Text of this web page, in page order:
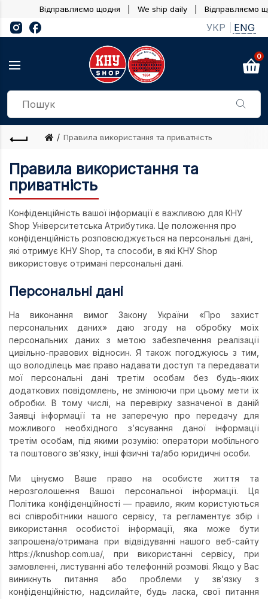
Відправляємо щодня | We ship daily | Відправляємо
Назад
Студентські бокси
Назад
Іспити та
Добувна та
Бізнес
Високі
Дитяча
Економіка
Журналістика
Іноземні мови
Історія
Кібернетика
Мехмат
Міжнародні
Педагогіка
Підручники
Право
Верхній одяг
Футболки та Поло
Канцтовари
Назад
Військові
Для дому
Випускникам
Дітям
По факультетам
Назад
Економічний
Інститут
Історичний
Кібернетика
УДО
Філософський
Хімічний
ДЛЯ ВСІХ
УКР ENG
0
Правила використання та приватність
Правила використання та
приватність
Конфіденційність вашої інформації є важливою для КНУ
Shop Університетська Атрибутика. Це положення про
конфіденційність розповсюджується на персональні дані,
які отримує КНУ Shop, та способи, в які КНУ Shop
використовує отримані персональні дані.
Персональні дані
На виконання вимог Закону України «Про захист
персональних даних» даю згоду на обробку моїх
персональних даних з метою забезпечення реалізації
цивільно-правових відносин. Я також погоджуюсь з тим,
що володілець має право надавати доступ та передавати
мої персональні дані третім особам без будь-яких
додаткових повідомлень, не змінюючи при цьому мети їх
обробки. В тому числі, на перевірку зазначеної в даній
Заявці інформації та не заперечую про передачу для
можливого необхідного з’ясування даної інформації
третім особам, під якими розумію: оператори мобільного
та поштового зв’язку, інші фізичні та/або юридичні особи.
Ми цінуємо Ваше право на особисте життя та
нерозголошення Вашої персональної інформації. Ця
Політика конфіденційності — правило, яким користуються
всі співробітники нашого сервісу, та регламентує збір і
використання особистої інформації, яка може бути
запрошена/отримана при відвідуванні нашого веб-сайту
https://knushop.com.ua/, при використанні сервісу, при
замовленні, листуванні або телефонній розмові. Якщо у Вас
виникнуть питання або проблеми у зв’язку з
конфіденційністю, надсилайте, будь ласка, свої питання